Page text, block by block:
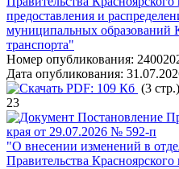
предоставления и
муниципальных образований
транспорта"
Номер опубликования:
Дата опубликования:
PDF: 109 Кб (3 стр.)
23
Постановление
края от 29.07.2026 № 592-п
"О внесении изменений в
Правительства